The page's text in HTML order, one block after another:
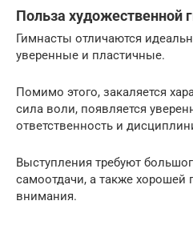
Польза художественной
Гимнасты отличаются
уверенные и пластичные.
Помимо этого, закаляется
сила воли, появляется
ответственность и
Выступления требуют
самоотдачи, а также хорошей
внимания.